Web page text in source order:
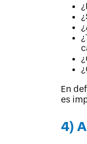
En
es
4)